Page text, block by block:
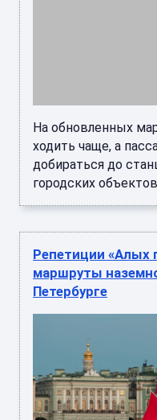
На обновленных
ходить чаще, а
добираться до
городских
Репетиции «Алых
маршруты
Петербурге